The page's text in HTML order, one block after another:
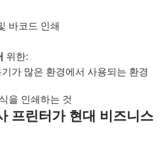
바코드 인쇄
위한:
가 많은 환경에서 사용되는 환경
을 인쇄하는 것
프린터가 현대 비즈니스